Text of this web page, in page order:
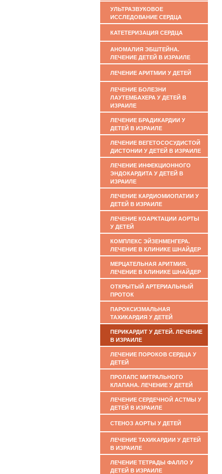
УЛЬТРАЗВУКОВОЕ
ИССЛЕДОВАНИЕ СЕРДЦА
КАТЕТЕРИЗАЦИЯ СЕРДЦА
АНОМАЛИЯ ЭБШТЕЙНА.
ЛЕЧЕНИЕ ДЕТЕЙ В ИЗРАИЛЕ
ЛЕЧЕНИЕ АРИТМИИ У ДЕТЕЙ
ЛЕЧЕНИЕ БОЛЕЗНИ
ЛАУТЕМБАХЕРА У ДЕТЕЙ В
ИЗРАИЛЕ
ЛЕЧЕНИЕ БРАДИКАРДИИ У
ДЕТЕЙ В ИЗРАИЛЕ
ЛЕЧЕНИЕ ВЕГЕТОСОСУДИСТОЙ
ДИСТОНИИ У ДЕТЕЙ В ИЗРАИЛЕ
ЛЕЧЕНИЕ ИНФЕКЦИОННОГО
ЭНДОКАРДИТА У ДЕТЕЙ В
ИЗРАИЛЕ
ЛЕЧЕНИЕ КАРДИОМИОПАТИИ У
ДЕТЕЙ В ИЗРАИЛЕ
ЛЕЧЕНИЕ КОАРКТАЦИИ АОРТЫ
У ДЕТЕЙ
КОМПЛЕКС ЭЙЗЕНМЕНГЕРА.
ЛЕЧЕНИЕ В КЛИНИКЕ ШНАЙДЕР
МЕРЦАТЕЛЬНАЯ АРИТМИЯ.
ЛЕЧЕНИЕ В КЛИНИКЕ ШНАЙДЕР
ОТКРЫТЫЙ АРТЕРИАЛЬНЫЙ
ПРОТОК
ПАРОКСИЗМАЛЬНАЯ
ТАХИКАРДИЯ У ДЕТЕЙ
ПЕРИКАРДИТ У ДЕТЕЙ. ЛЕЧЕНИЕ
В ИЗРАИЛЕ
ЛЕЧЕНИЕ ПОРОКОВ СЕРДЦА У
ДЕТЕЙ
ПРОЛАПС МИТРАЛЬНОГО
КЛАПАНА. ЛЕЧЕНИЕ У ДЕТЕЙ
ЛЕЧЕНИЕ СЕРДЕЧНОЙ АСТМЫ У
ДЕТЕЙ В ИЗРАИЛЕ
СТЕНОЗ АОРТЫ У ДЕТЕЙ
ЛЕЧЕНИЕ ТАХИКАРДИИ У ДЕТЕЙ
В ИЗРАИЛЕ
ЛЕЧЕНИЕ ТЕТРАДЫ ФАЛЛО У
ДЕТЕЙ В ИЗРАИЛЕ